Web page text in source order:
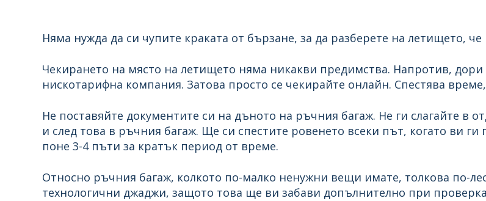
Няма нужда да си чупите краката от бързане, за да разберете на летището,
Чекирането на място на летището няма никакви предимства. Напротив, дори
нискотарифна компания. Затова просто се чекирайте онлайн. Спестява
Не поставяйте документите си на дъното на ръчния багаж. Не ги слагайте в
и след това в ръчния багаж. Ще си спестите ровенето всеки път, когато ви
поне 3-4 пъти за кратък период от време.
Относно ръчния багаж, колкото по-малко ненужни вещи имате, толкова по-
технологични джаджи, защото това ще ви забави допълнително при